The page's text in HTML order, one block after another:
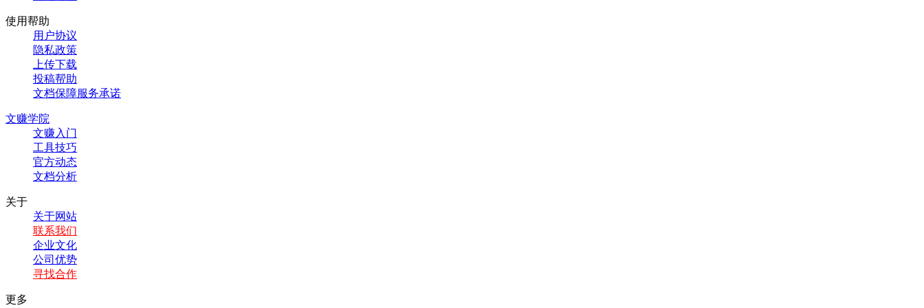
使用帮助
用户协议
隐私政策
上传下载
投稿帮助
文档保障服务承诺
文赚学院
文赚入门
工具技巧
官方动态
文档分析
关于
关于网站
联系我们
企业文化
公司优势
寻找合作
更多